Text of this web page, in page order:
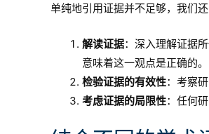
单纯地引用证据并不足够，我们还
解读证据：深入理解证据
意味着这一观点是正确的。
检验证据的有效性：考察
考虑证据的局限性：任何